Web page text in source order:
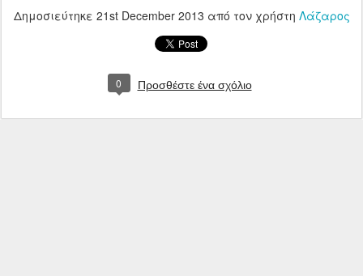
Δημοσιεύτηκε 21st December 2013 από τον χρήστη Λάζαρος
0 Προσθέστε ένα σχόλιο